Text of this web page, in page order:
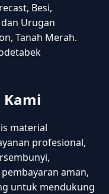
Besi,
Urugan
Tanah Merah.
Kami
material
profesional,
aman,
untuk mendukung